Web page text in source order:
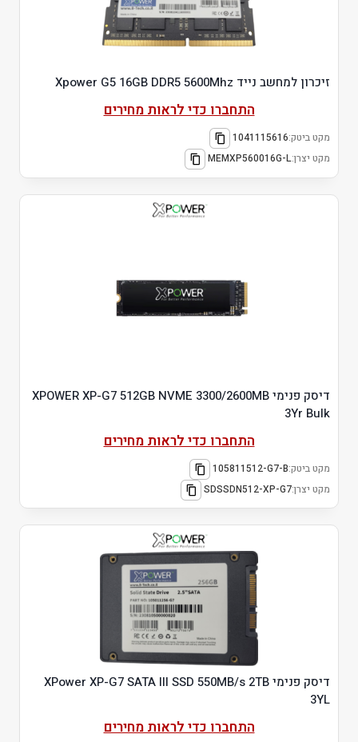
זיכרון למחשב נייד Xpower G5 16GB DDR5 5600Mhz
התחברו כדי לראות מחירים
מקט ביטק:1041115616
מקט יצרן:MEMXP560016G-L
דיסק פנימי XPOWER XP-G7 512GB NVME 3300/2600MB
3Yr Bulk
התחברו כדי לראות מחירים
מקט ביטק:105811512-G7-B
מקט יצרן:SDSSDN512-XP-G7
דיסק פנימי XPower XP-G7 SATA III SSD 550MB/s 2TB
3YL
התחברו כדי לראות מחירים